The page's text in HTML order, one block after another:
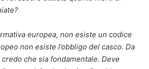
europea, non esiste un codice
non esiste l’obbligo del casco. Da
che sia fondamentale. Deve